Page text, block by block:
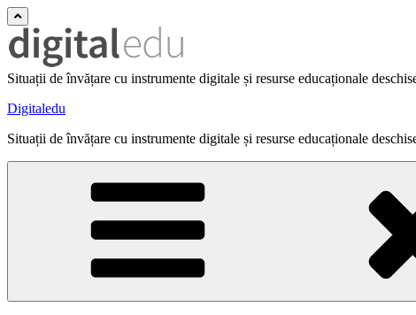
Situații de învățare cu instrumente digitale și resurse educaționale
Digitaledu
Situații de învățare cu instrumente digitale și resurse educaționale